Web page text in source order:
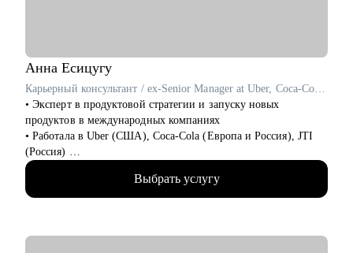
Анна Есицугу
Карьерный консультант / ex-Senior Manager at Uber, Coca-Cola, JTI
• Эксперт в продуктовой стратегии и запуску новых
продуктов в международных компаниях
• Работала в Uber (США), Coca-Cola (Европа и Россия), JTI
(Россия)
• Разносторонний опыт работы в крупных компаниях:
запускала новые продукты, составляла стратегии, занималась
операционной эффективностью и аналитикой
Выбрать услугу